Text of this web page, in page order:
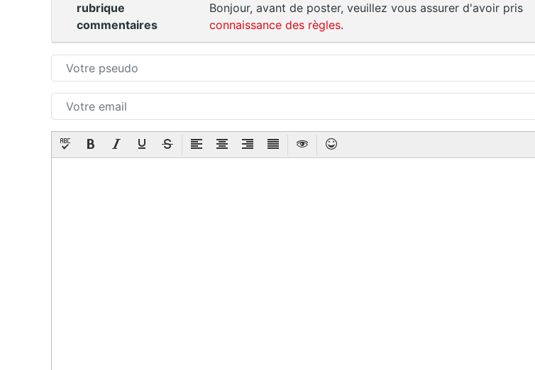
rubrique
commentaires
Bonjour, avant de poster, veuillez vous assurer d'avoir pris
connaissance des règles.